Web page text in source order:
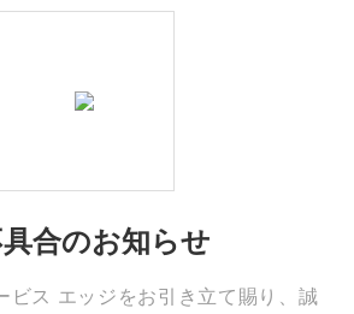
合のお知らせ
ビス エッジをお引き立て賜り、誠